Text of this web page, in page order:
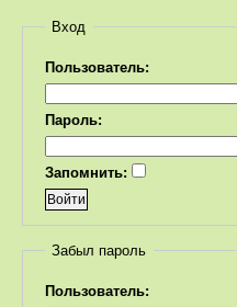
Вход
Пользователь:
Пароль:
Запомнить:
Забыл пароль
Пользователь: